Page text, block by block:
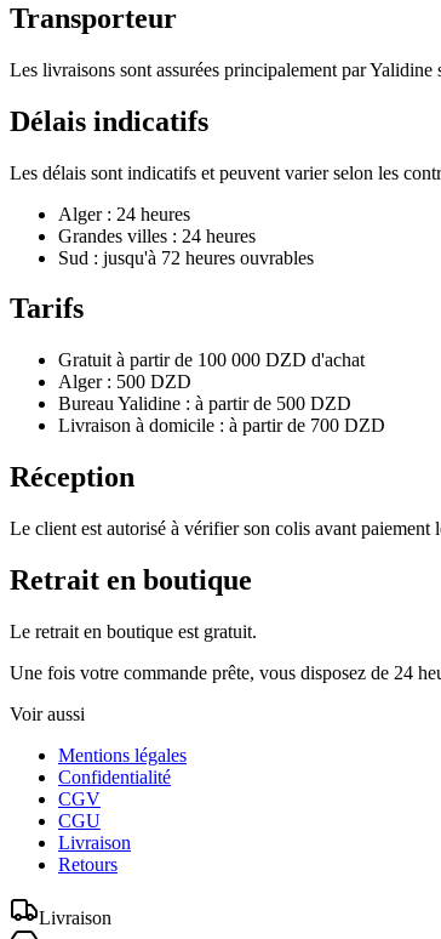
Transporteur
Les livraisons sont assurées principalement par
Délais indicatifs
Les délais sont indicatifs et peuvent varier selon les
Alger : 24 heures
Grandes villes : 24 heures
Sud : jusqu'à 72 heures ouvrables
Tarifs
Gratuit à partir de 100 000 DZD d'achat
Alger : 500 DZD
Bureau Yalidine : à partir de 500 DZD
Livraison à domicile : à partir de 700 DZD
Réception
Le client est autorisé à vérifier son colis avant paiement
Retrait en boutique
Le retrait en boutique est gratuit.
Une fois votre commande prête, vous disposez de 24
Voir aussi
Mentions légales
Confidentialité
CGV
CGU
Livraison
Retours
Livraison